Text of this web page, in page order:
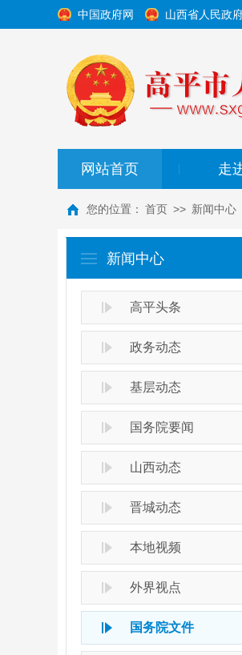
中国政府网 山西省人民政
网站首页 走
您的位置： 首页 >> 新闻中心
新闻中心
高平头条
政务动态
基层动态
国务院要闻
山西动态
晋城动态
本地视频
外界视点
国务院文件